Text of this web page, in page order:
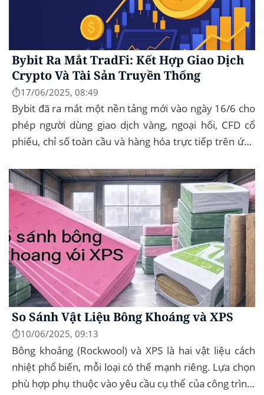
Bybit Ra Mắt TradFi: Kết Hợp Giao Dịch
Crypto Và Tài Sản Truyền Thống
⏱️17/06/2025, 08:49
Bybit đã ra mắt một nền tảng mới vào ngày 16/6 cho
phép người dùng giao dịch vàng, ngoại hối, CFD cổ
phiếu, chỉ số toàn cầu và hàng hóa trực tiếp trên ứng
So Sánh Vật Liệu Bông Khoáng và XPS
⏱️10/06/2025, 09:13
Bông khoáng (Rockwool) và XPS là hai vật liệu cách
nhiệt phổ biến, mỗi loại có thế mạnh riêng. Lựa chọn
phù hợp phụ thuộc vào yêu cầu cụ thể của công trình,